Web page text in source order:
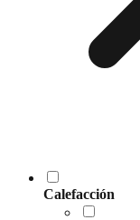
Calefacción